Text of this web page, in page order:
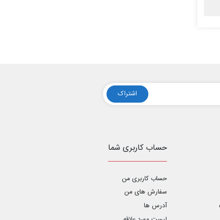
اشتراک
حساب کاربری شما
حساب کاربری من
سفارش های من‎
آدرس ها